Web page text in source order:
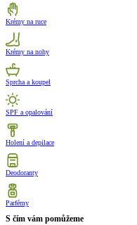
Krémy na ruce
Krémy na nohy
Sprcha a koupel
SPF a opalování
Holení a depilace
Deodoranty
Parfémy
S čím vám pomůžeme